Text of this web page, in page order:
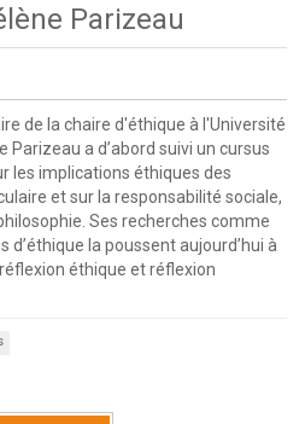
Parizeau
de la chaire d'éthique à l'Université
Parizeau a d’abord suivi un cursus
les implications éthiques des
et sur la responsabilité sociale,
Ses recherches comme
la poussent aujourd’hui à
éthique et réflexion